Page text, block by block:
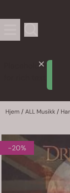
Placeholder
Hjem / ALL Musikk/
-20%